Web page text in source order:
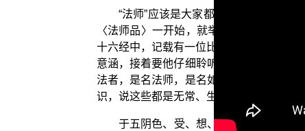
“法师”应该是大家都耳熟能详的一个
〈法师品〉一开始，就举正觉教团“三乘
十六经中，记载有一位比丘向 世尊请问：
意涵，接着要他仔细聆听，然后开示说：
法者，是名法师，是名如来所说法师。】
识，说这些都是无常、生灭的，不是真实
于五阴色、受、想、行、识，生厌、